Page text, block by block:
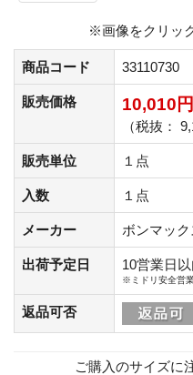
※画像をクリッ
商品コード 33110730
販売価格 10,010円
（税抜：
販売単位 １点
入数 １点
メーカー ボンマック
出荷予定日 10営業日
※ミドリ安全営
返品可否
ご購入のサイズに